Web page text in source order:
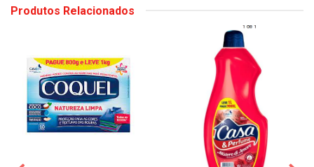
Produtos Relacionados